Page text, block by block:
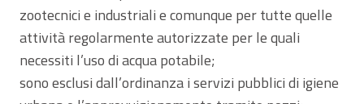
zootecnici e industriali e comunque per tutte quelle
attività regolarmente autorizzate per le quali
necessiti l’uso di acqua potabile;
sono esclusi dall’ordinanza i servizi pubblici di igiene